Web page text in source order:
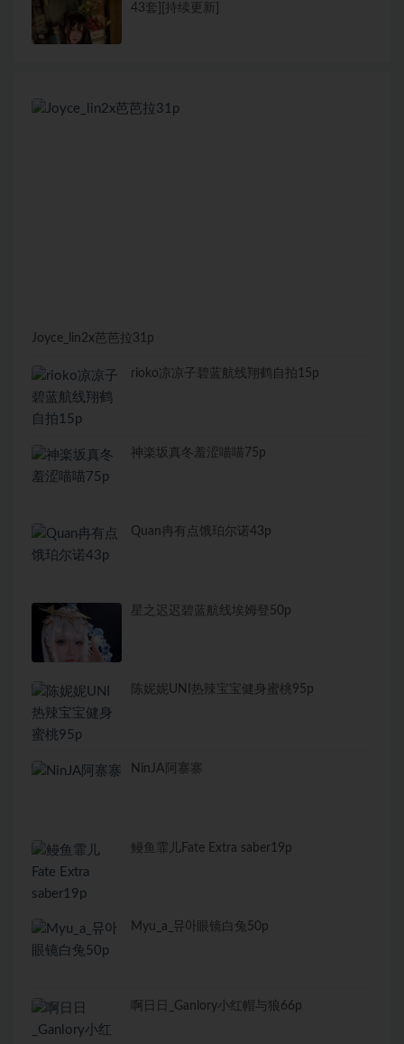
43套][持续更新]
Joyce_lin2x芭芭拉31p
rioko凉凉子碧蓝航线翔鹤自拍15p
神楽坂真冬羞涩喵喵75p
Quan冉有点饿珀尔诺43p
星之迟迟碧蓝航线埃姆登50p
陈妮妮UNI热辣宝宝健身蜜桃95p
NinJA阿寨寨
鳗鱼霏儿Fate Extra saber19p
Myu_a_뮤아眼镜白兔50p
啊日日_Ganlory小红帽与狼66p